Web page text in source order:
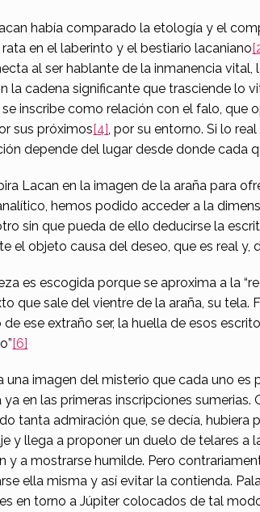
había comparado la etología y el
en el laberinto y el bestiario lacaniano
al ser hablante de la inmanencia
la cadena significante que trasciende lo
inscribe como relación con el falo, que
sus próximos[4] , por su entorno. Si lo
depende del lugar desde donde cada
Lacan en la imagen de la araña para
hemos podido acceder a la
sin que pueda de ello deducirse la
el objeto causa del deseo, que es real
es escogida porque se aproxima a la
que sale del vientre de la araña, su
ese extraño ser, la huella de esos
[6]
imagen del misterio que cada uno es
en las primeras inscripciones sumerias.
tanta admiración que, se decía,
y llega a proponer un duelo de telares
y a mostrarse humilde. Pero
ella misma y así evitar la contienda.
en torno a Júpiter colocados de tal